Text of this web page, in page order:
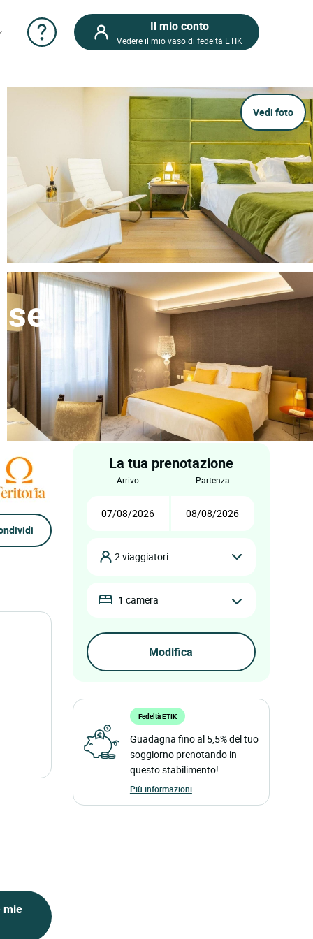
Il mio conto
Vedere il mio vaso di fedeltà ETIK
Vedi foto
mie
La tua prenotazione
arrivo partenza
2 viaggiatori
1 camera
Fedeltà ETIK
Guadagna fino al 5,5% del tuo
soggiorno prenotando in
questo stabilimento!
Più informazioni